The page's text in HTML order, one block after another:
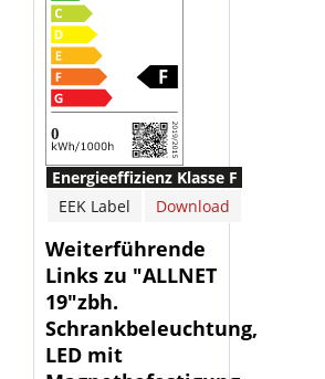
Energieeffizienz Klasse F
EEK Label
Download
Weiterführende
Links zu "ALLNET
19"zbh.
Schrankbeleuchtung,
LED mit